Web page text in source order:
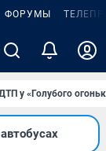
ФОРУМЫ
у «Голубого